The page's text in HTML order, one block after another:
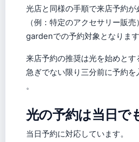
光店と同様の手順で来店予約
（例：特定のアクセサリー販売
gardenでの予約対象となります
来店予約の推奨は光を始めと
急ぎでない限り三分前に予約
。
光の予約は当日で
当日予約に対応しています。